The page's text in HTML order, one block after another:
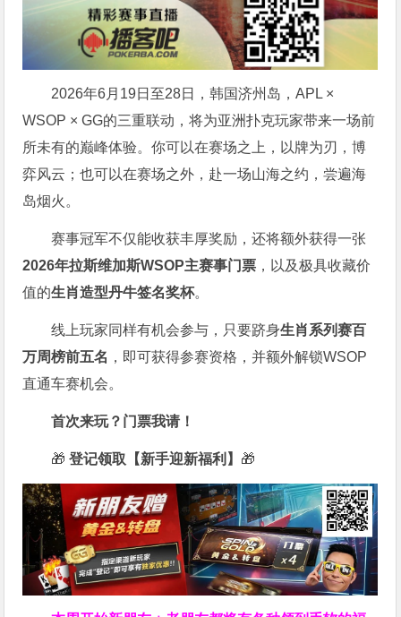
2026年6月19日至28日，韩国济州岛，APL ×
WSOP × GG的三重联动，将为亚洲扑克玩家带来一场前
所未有的巅峰体验。你可以在赛场之上，以牌为刃，博
弈风云；也可以在赛场之外，赴一场山海之约，尝遍海
岛烟火。
赛事冠军不仅能收获丰厚奖励，还将额外获得一张
2026年拉斯维加斯WSOP主赛事门票 ，以及极具收藏价
值的生肖造型丹牛签名奖杯。
线上玩家同样有机会参与，只要跻身生肖系列赛百
万周榜前五名 ，即可获得参赛资格，并额外解锁WSOP
直通车赛机会。
首次来玩？门票我请！
🎁 登记领取【新手迎新福利】 🎁